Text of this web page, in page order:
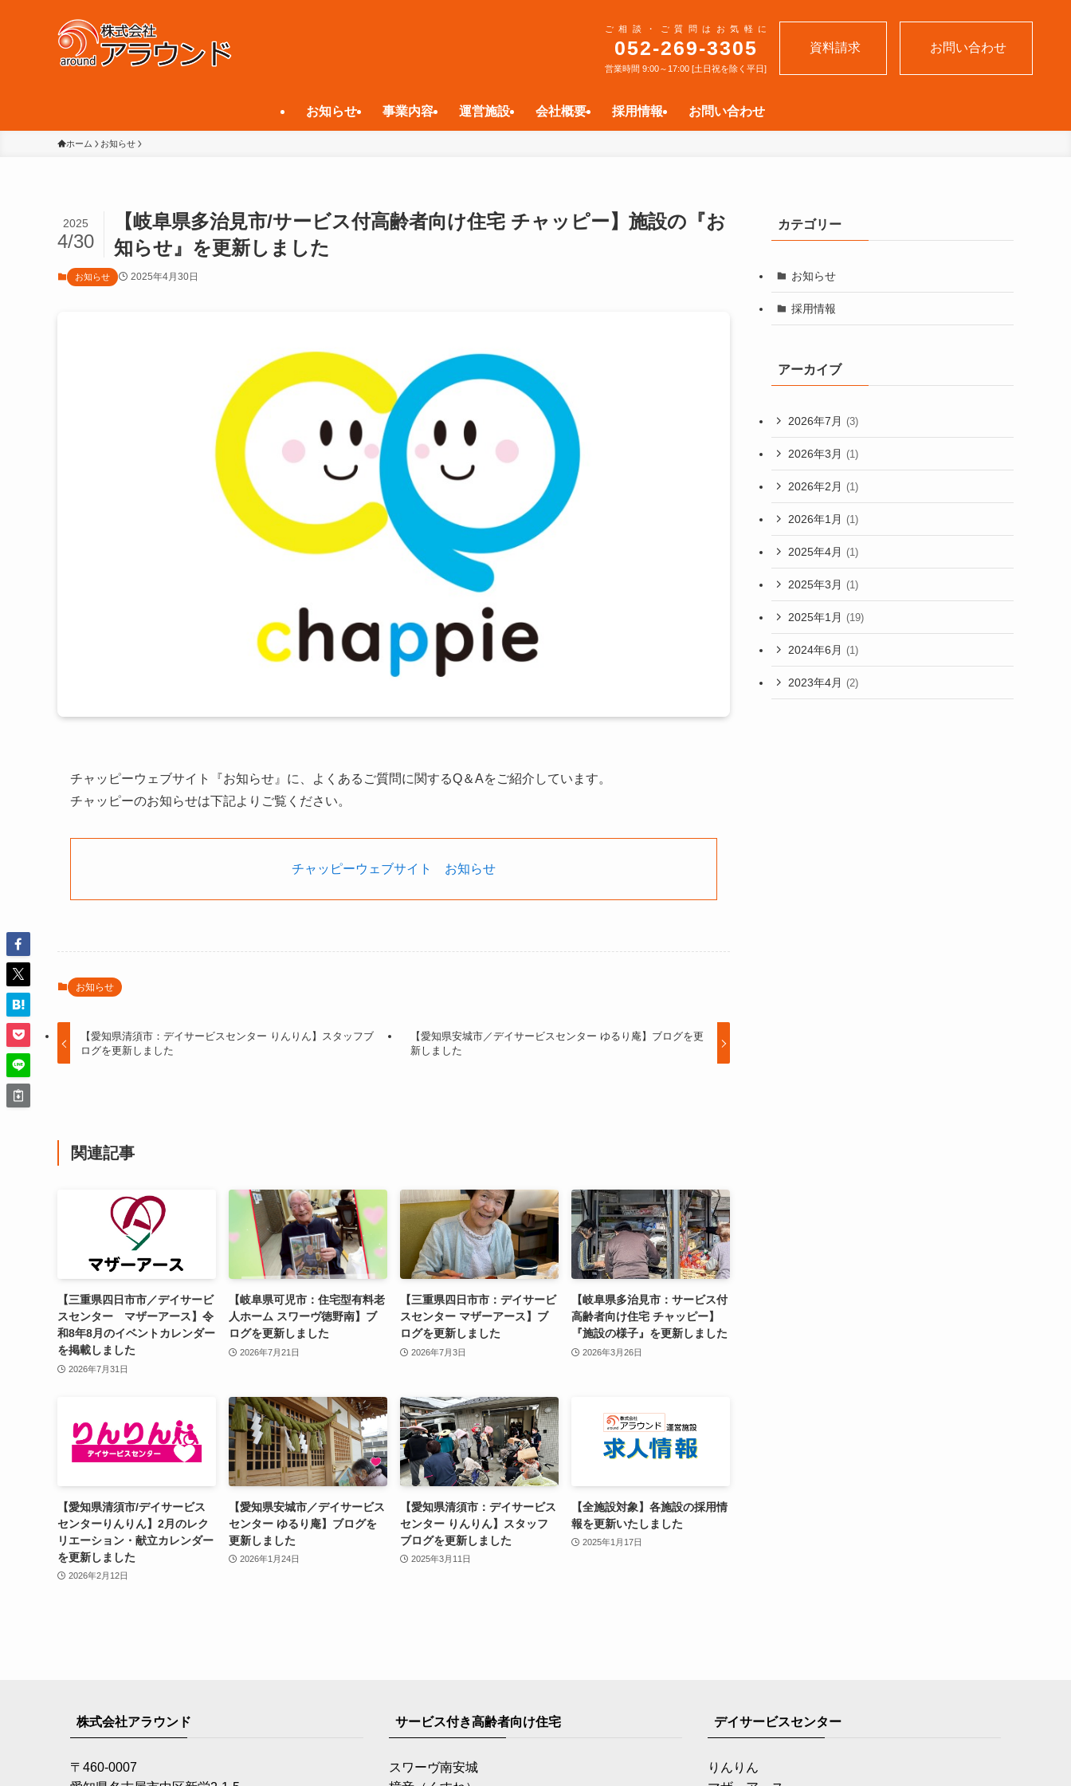
ご相談・ご質問はお気軽に
052-269-3305
営業時間 9:00～17:00 [土日祝を除く平日]
資料請求 お問い合わせ
お知らせ 事業内容 運営施設 会社概要 採用情報 お問い合わせ
ホーム お知らせ
【岐阜県多治見市/サービス付高齢者向け住宅 チャッピー】施設の『お
知らせ』を更新しました
2025
4/30
お知らせ 2025年4月30日
チャッピーウェブサイト『お知らせ』に、よくあるご質問に関するQ＆Aをご紹介しています。
チャッピーのお知らせは下記よりご覧ください。
チャッピーウェブサイト お知らせ
お知らせ
【愛知県清須市：デイサービスセンター りんりん】スタッフブ
ログを更新しました
【愛知県安城市／デイサービスセンター ゆるり庵】ブログを更
新しました
関連記事
【三重県四日市市／デイサービ
スセンター マザーアース】令
和8年8月のイベントカレンダー
を掲載しました
2026年7月31日
【岐阜県可児市：住宅型有料老
人ホーム スワーヴ徳野南】ブ
ログを更新しました
2026年7月21日
【三重県四日市市：デイサービ
スセンター マザーアース】ブ
ログを更新しました
2026年7月3日
【岐阜県多治見市：サービス付
高齢者向け住宅 チャッピー】
『施設の様子』を更新しました
2026年3月26日
【愛知県清須市/デイサービス
センターりんりん】2月のレク
リエーション・献立カレンダー
を更新しました
2026年2月12日
【愛知県安城市／デイサービス
センター ゆるり庵】ブログを
更新しました
2026年1月24日
【愛知県清須市：デイサービス
センター りんりん】スタッフ
ブログを更新しました
2025年3月11日
【全施設対象】各施設の採用情
報を更新いたしました
2025年1月17日
カテゴリー
お知らせ
採用情報
アーカイブ
2026年7月 (3)
2026年3月 (1)
2026年2月 (1)
2026年1月 (1)
2025年4月 (1)
2025年3月 (1)
2025年1月 (19)
2024年6月 (1)
2023年4月 (2)
株式会社アラウンド
〒460-0007
サービス付き高齢者向け住宅
スワーヴ南安城
デイサービスセンター
りんりん